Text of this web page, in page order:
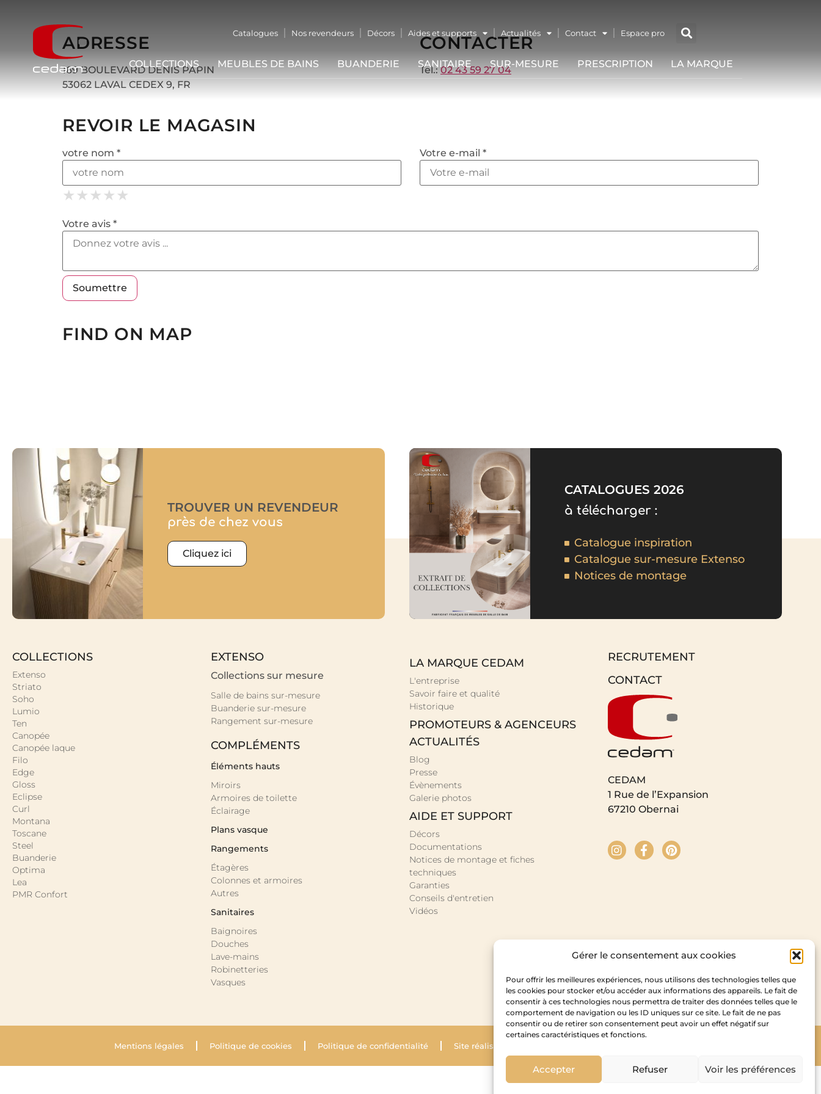
Gérer le consentement aux cookies
Pour offrir les meilleures expériences, nous utilisons des technologies telles que
les cookies pour stocker et/ou accéder aux informations des appareils. Le fait de
consentir à ces technologies nous permettra de traiter des données telles que le
comportement de navigation ou les ID uniques sur ce site. Le fait de ne pas
consentir ou de retirer son consentement peut avoir un effet négatif sur
certaines caractéristiques et fonctions.
Accepter Refuser Voir les préférences
Catalogues Nos revendeurs Décors Aides et supports Actualités Contact Espace pro
COLLECTIONS MEUBLES DE BAINS BUANDERIE SANITAIRE SUR-MESURE PRESCRIPTION LA MARQUE
ADRESSE
169 BOULEVARD DENIS PAPIN
53062 LAVAL CEDEX 9, FR
CONTACTER
Tel.:02 43 59 27 04
REVOIR LE MAGASIN
votre nom * Votre e-mail *
★
★ ★
★ ★ ★
★ ★ ★ ★
★ ★ ★ ★ ★
Votre avis *
FIND ON MAP
TROUVER UN REVENDEUR
près de chez vous
Cliquez ici
CATALOGUES 2026
à télécharger :
Catalogue inspiration
Catalogue sur-mesure Extenso
Notices de montage
COLLECTIONS
Extenso
Striato
Soho
Lumio
Ten
Canopée
Canopée laque
Filo
Edge
Gloss
Eclipse
Curl
Montana
Toscane
Steel
Buanderie
Optima
Lea
PMR Confort
EXTENSO
Collections sur mesure
Salle de bains sur-mesure
Buanderie sur-mesure
Rangement sur-mesure
COMPLÉMENTS
Éléments hauts
Miroirs
Armoires de toilette
Éclairage
Plans vasque
Rangements
Étagères
Colonnes et armoires
Autres
Sanitaires
Baignoires
Douches
Lave-mains
Robinetteries
Vasques
LA MARQUE CEDAM
L'entreprise
Savoir faire et qualité
Historique
PROMOTEURS & AGENCEURS
ACTUALITÉS
Blog
Presse
Évènements
Galerie photos
AIDE ET SUPPORT
Décors
Documentations
Notices de montage et fiches
techniques
Garanties
Conseils d'entretien
Vidéos
RECRUTEMENT
CONTACT
CEDAM
1 Rue de l’Expansion
67210 Obernai
Mentions légales Politique de cookies Politique de confidentialité Site réalisé par Krysalidesign